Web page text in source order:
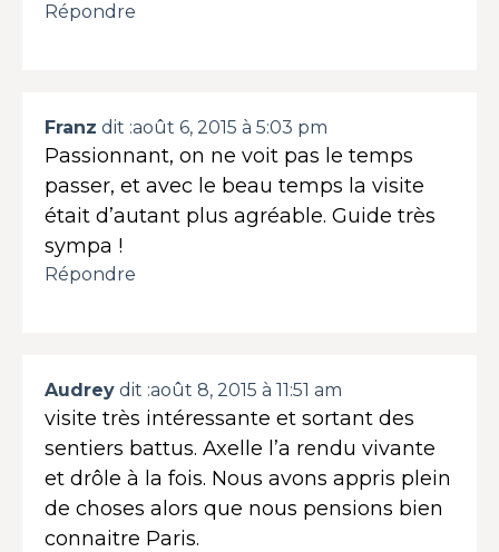
Répondre
Franz dit :août 6, 2015 à 5:03 pm
Passionnant, on ne voit pas le temps
passer, et avec le beau temps la visite
était d’autant plus agréable. Guide très
sympa !
Répondre
Audrey dit :août 8, 2015 à 11:51 am
visite très intéressante et sortant des
sentiers battus. Axelle l’a rendu vivante
et drôle à la fois. Nous avons appris plein
de choses alors que nous pensions bien
connaitre Paris.